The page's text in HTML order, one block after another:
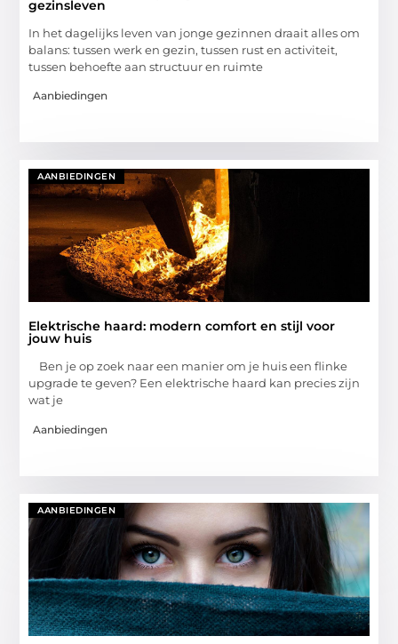
gezinsleven
In het dagelijks leven van jonge gezinnen draait alles om
balans: tussen werk en gezin, tussen rust en activiteit,
tussen behoefte aan structuur en ruimte
Aanbiedingen
AANBIEDINGEN
Elektrische haard: modern comfort en stijl voor
jouw huis
Ben je op zoek naar een manier om je huis een flinke
upgrade te geven? Een elektrische haard kan precies zijn
wat je
Aanbiedingen
AANBIEDINGEN